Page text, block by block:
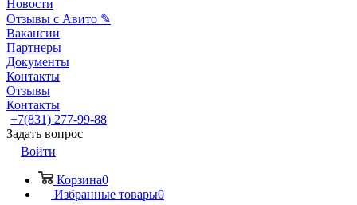
Новости
Отзывы с Авито ✎
Вакансии
Партнеры
Документы
Контакты
Отзывы
Контакты
+7(831) 277-99-88
Задать вопрос
Войти
Корзина0
Избранные товары0